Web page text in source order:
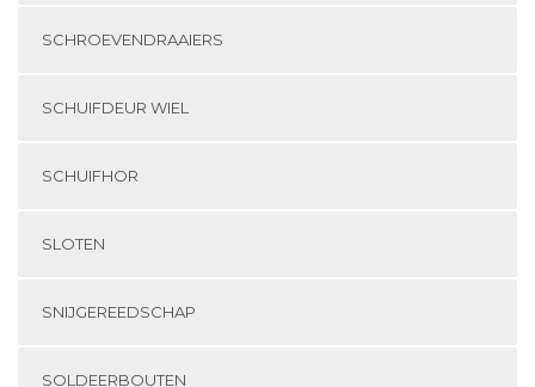
SCHROEVENDRAAIERS
SCHUIFDEUR WIEL
SCHUIFHOR
SLOTEN
SNIJGEREEDSCHAP
SOLDEERBOUTEN